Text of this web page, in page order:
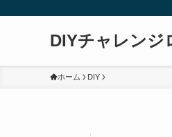
DIYチャレンジ
ホーム DIY